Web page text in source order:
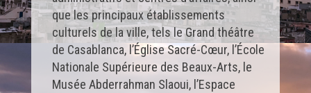
que les principaux établissements
culturels de la ville, tels le Grand théâtre
de Casablanca, l’Église Sacré-Cœur, l’École
Nationale Supérieure des Beaux-Arts, le
Musée Abderrahman Slaoui, l’Espace